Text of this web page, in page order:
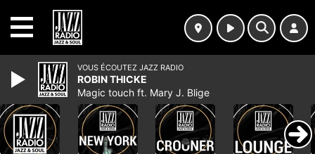
VOUS ÉCOUTEZ JAZZ RADIO
ROBIN THICKE
Magic touch ft. Mary J. Blige